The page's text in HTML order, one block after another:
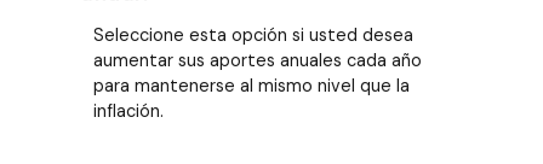
Seleccione esta opción si usted desea
aumentar sus aportes anuales cada año
para mantenerse al mismo nivel que la
inflación.